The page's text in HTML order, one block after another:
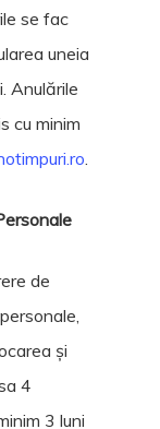
se fac
uneia
Anulările
cu minim
.
de
și
4
3 luni